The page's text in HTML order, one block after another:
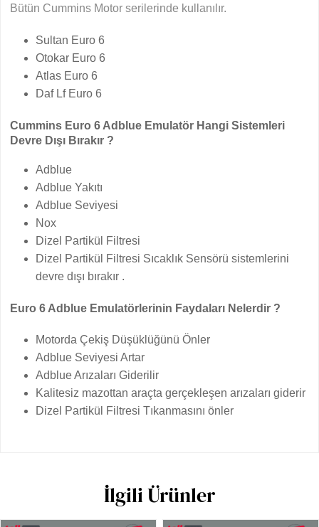
Bütün Cummins Motor serilerinde kullanılır.
Sultan Euro 6
Otokar Euro 6
Atlas Euro 6
Daf Lf Euro 6
Cummins Euro 6 Adblue Emulatör Hangi Sistemleri
Devre Dışı Bırakır ?
Adblue
Adblue Yakıtı
Adblue Seviyesi
Nox
Dizel Partikül Filtresi
Dizel Partikül Filtresi Sıcaklık Sensörü sistemlerini
devre dışı bırakır .
Euro 6 Adblue Emulatörlerinin Faydaları Nelerdir ?
Motorda Çekiş Düşüklüğünü Önler
Adblue Seviyesi Artar
Adblue Arızaları Giderilir
Kalitesiz mazottan araçta gerçekleşen arızaları giderir
Dizel Partikül Filtresi Tıkanmasını önler
İlgili Ürünler